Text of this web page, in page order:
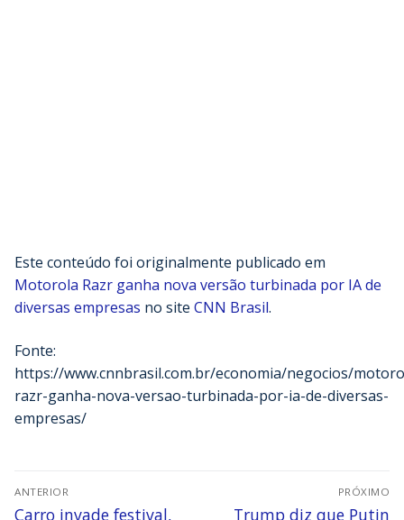
Este conteúdo foi originalmente publicado em
Motorola Razr ganha nova versão turbinada por IA de
diversas empresas no site CNN Brasil.
Fonte:
https://www.cnnbrasil.com.br/economia/negocios/
razr-ganha-nova-versao-turbinada-por-ia-de-diversas-
empresas/
ANTERIOR
Carro invade festival,
PRÓXIMO
Trump diz que Putin